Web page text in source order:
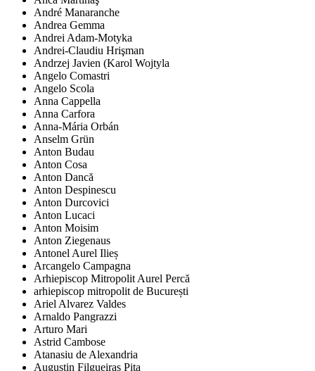
André Manaranche
Andrea Gemma
Andrei Adam-Motyka
Andrei-Claudiu Hrişman
Andrzej Javien (Karol Wojtyla
Angelo Comastri
Angelo Scola
Anna Cappella
Anna Carfora
Anna-Mária Orbán
Anselm Grün
Anton Budau
Anton Cosa
Anton Dancă
Anton Despinescu
Anton Durcovici
Anton Lucaci
Anton Moisim
Anton Ziegenaus
Antonel Aurel Ilieș
Arcangelo Campagna
Arhiepiscop Mitropolit Aurel Percă
arhiepiscop mitropolit de București
Ariel Alvarez Valdes
Arnaldo Pangrazzi
Arturo Mari
Astrid Cambose
Atanasiu de Alexandria
Augustin Filgueiras Pita